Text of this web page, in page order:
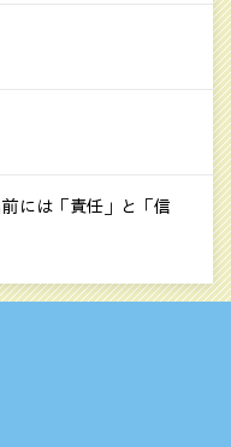
には「責任」と「信